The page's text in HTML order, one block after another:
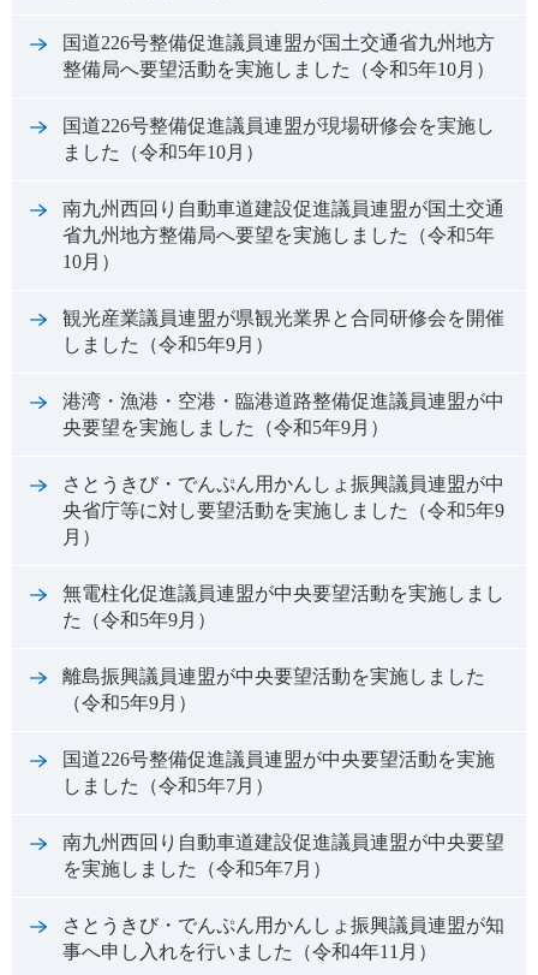
国道226号整備促進議員連盟が国土交通省九州地方
整備局へ要望活動を実施しました（令和5年10月）
国道226号整備促進議員連盟が現場研修会を実施し
ました（令和5年10月）
南九州西回り自動車道建設促進議員連盟が国土交通
省九州地方整備局へ要望を実施しました（令和5年
10月）
観光産業議員連盟が県観光業界と合同研修会を開催
しました（令和5年9月）
港湾・漁港・空港・臨港道路整備促進議員連盟が中
央要望を実施しました（令和5年9月）
さとうきび・でんぷん用かんしょ振興議員連盟が中
央省庁等に対し要望活動を実施しました（令和5年9
月）
無電柱化促進議員連盟が中央要望活動を実施しまし
た（令和5年9月）
離島振興議員連盟が中央要望活動を実施しました
（令和5年9月）
国道226号整備促進議員連盟が中央要望活動を実施
しました（令和5年7月）
南九州西回り自動車道建設促進議員連盟が中央要望
を実施しました（令和5年7月）
さとうきび・でんぷん用かんしょ振興議員連盟が知
事へ申し入れを行いました（令和4年11月）